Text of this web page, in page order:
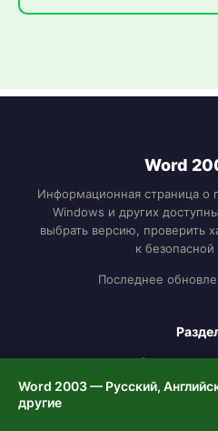
Word
Информационная страница о
Windows и других
выбрать версию, проверить
к безопасной
Последнее
Описание
Word 2003 — Русский,
другие